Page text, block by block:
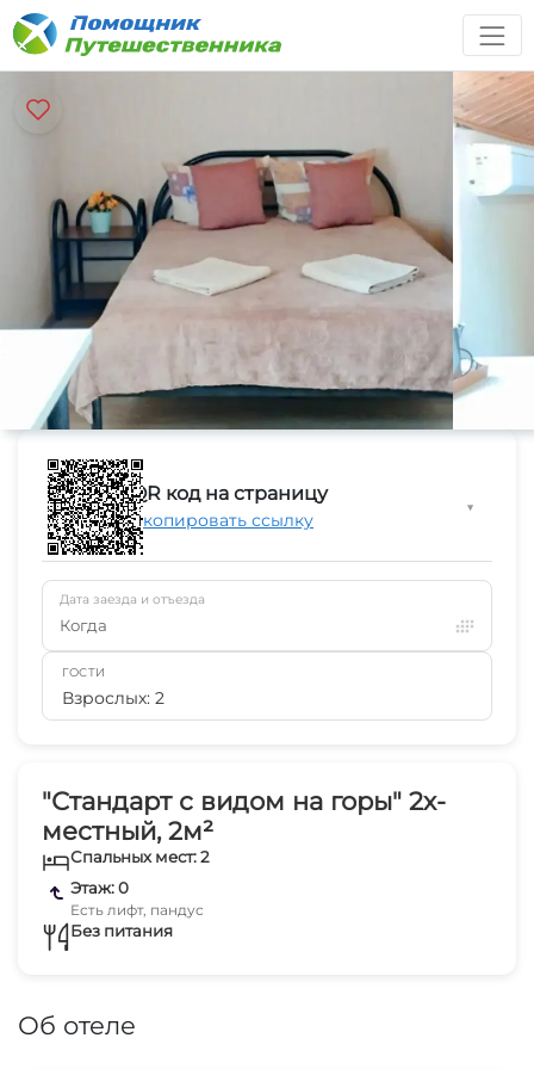
"Стандарт с видом на горы" 2х-
местный, 2м²
Спальных мест: 2
Этаж: 0
Есть лифт, пандус
Без питания
Об отеле
QR код на страницу
Скопировать ссылку
▼
Дата заезда и отъезда
Когда
ГОСТИ
Взрослых: 2